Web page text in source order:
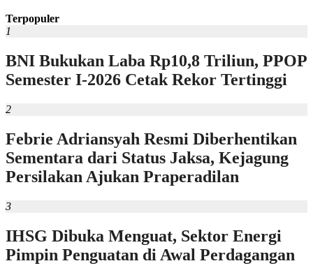
Terpopuler
1
BNI Bukukan Laba Rp10,8 Triliun, PPOP
Semester I-2026 Cetak Rekor Tertinggi
2
Febrie Adriansyah Resmi Diberhentikan
Sementara dari Status Jaksa, Kejagung
Persilakan Ajukan Praperadilan
3
IHSG Dibuka Menguat, Sektor Energi
Pimpin Penguatan di Awal Perdagangan